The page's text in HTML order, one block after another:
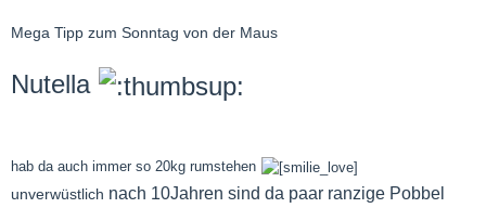
Mega Tipp zum Sonntag von der Maus
Nutella
hab da auch immer so 20kg rumstehen
unverwüstlich nach 10Jahren sind da paar ranzige Pobbel